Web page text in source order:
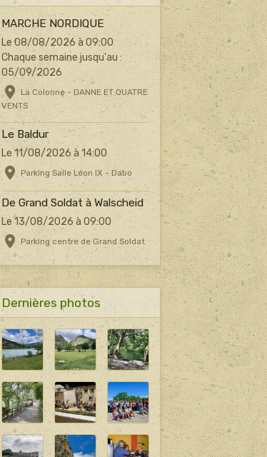
MARCHE NORDIQUE
Le 08/08/2026 à 09:00
Chaque semaine jusqu'au :
05/09/2026
La Colonne - DANNE ET QUATRE
VENTS
Le Baldur
Le 11/08/2026 à 14:00
Parking Salle Léon IX - Dabo
De Grand Soldat à Walscheid
Le 13/08/2026 à 09:00
Parking centre de Grand Soldat
Dernières photos